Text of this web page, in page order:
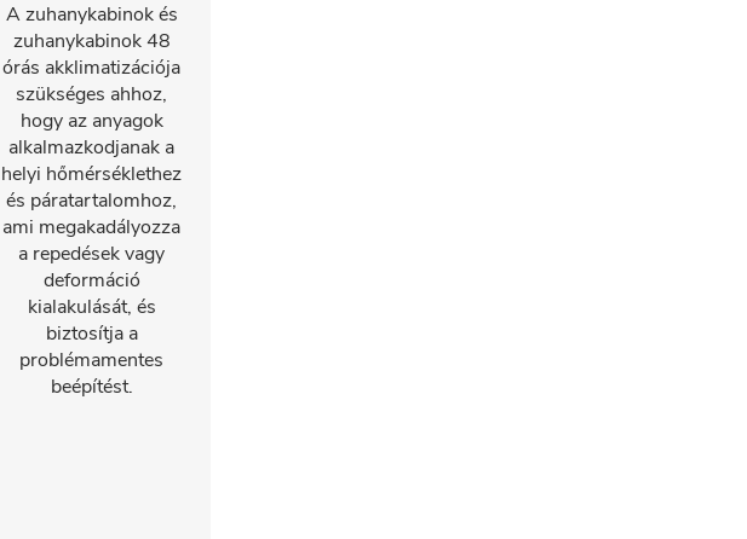
A zuhanykabinok és
zuhanykabinok 48
órás akklimatizációja
szükséges ahhoz,
hogy az anyagok
alkalmazkodjanak a
helyi hőmérséklethez
és páratartalomhoz,
ami megakadályozza
a repedések vagy
deformáció
kialakulását, és
biztosítja a
problémamentes
beépítést.